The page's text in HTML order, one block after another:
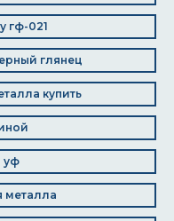
гф-021
глянец
купить
уф